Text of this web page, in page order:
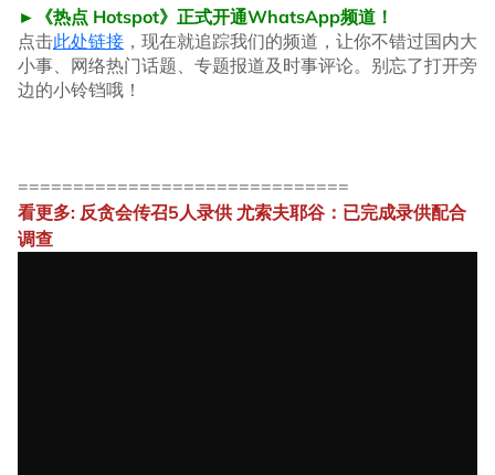
►《热点 Hotspot》正式开通WhatsApp频道！
点击此处链接 ，现在就追踪我们的频道，让你不错过国内大
小事、网络热门话题、专题报道及时事评论。别忘了打开旁
边的小铃铛哦！
==============================
看更多: 反贪会传召5人录供 尤索夫耶谷：已完成录供配合
调查